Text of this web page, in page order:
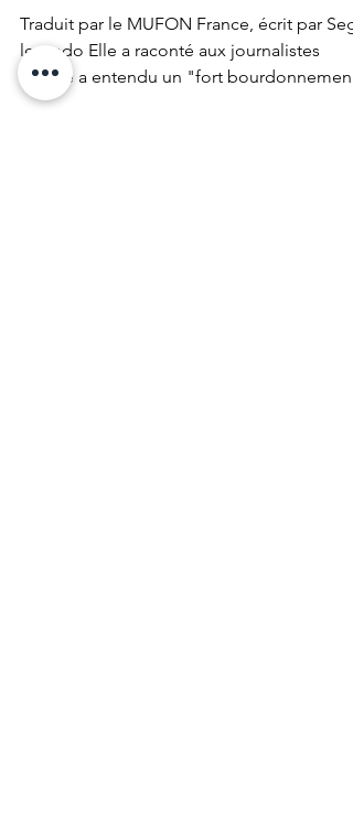
ovni à La Pampa rompt le
silence
Traduit par le MUFON France, écrit par